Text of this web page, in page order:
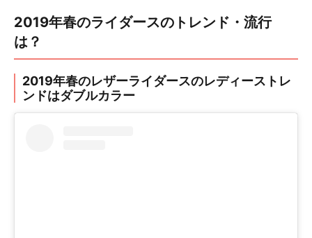
2019年春のライダースのトレンド・流行
は？
2019年春のレザーライダースのレディーストレ
ンドはダブルカラー